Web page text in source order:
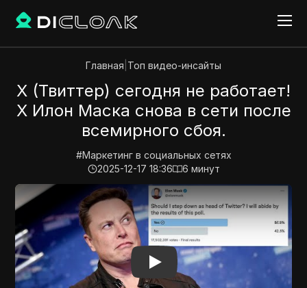
Главная Топ видео-инсайты
Х (Твиттер) сегодня не работает!
X Илон Маска снова в сети после
всемирного сбоя.
#Маркетинг в социальных сетях
2025-12-17 18:36
6 минут
Play Video: Х (Твиттер) сегодня не работает! X